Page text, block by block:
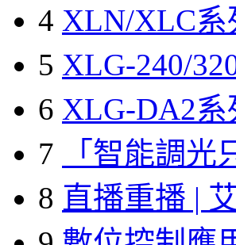
4 XLN/XLC系
5 XLG-240/
6 XLG-DA2系
7
「智能調光
8 直播重播 |